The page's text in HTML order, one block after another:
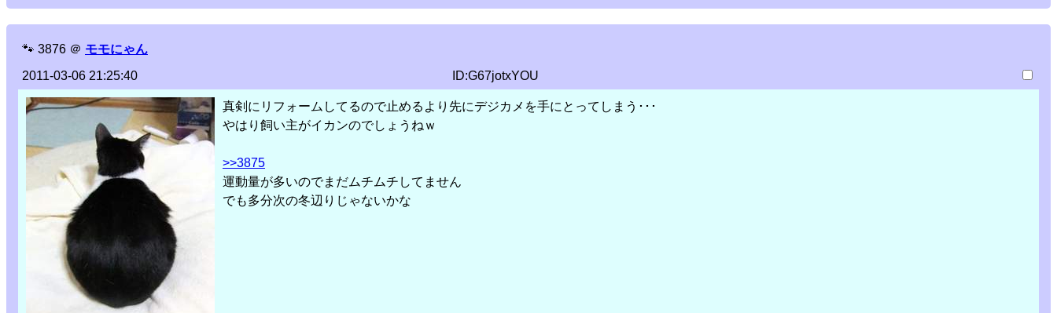
🐾 3876 ＠ モモにゃん
2011-03-06 21:25:40
ID:G67jotxYOU
真剣にリフォームしてるので止めるより先にデジカメを手にとってしまう･･･
やはり飼い主がイカンのでしょうねｗ
>>3875
運動量が多いのでまだムチムチしてません
でも多分次の冬辺りじゃないかな